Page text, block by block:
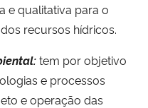
e qualitativa para o
recursos hídricos.
tem por objetivo
e processos
e operação das